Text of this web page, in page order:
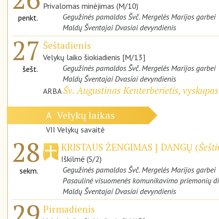
penkt.
Privalomas minėjimas (M/10)
Gegužinės pamaldos Švč. Mergelės Marijos garbei
Maldų Šventajai Dvasiai devyndienis
27
šešt.
Šeštadienis
Velykų laiko šiokiadienis [M/13]
Gegužinės pamaldos Švč. Mergelės Marijos garbei
Maldų Šventajai Dvasiai devyndienis
ARBAŠv. Augustinas Kenterberietis, vyskupas
A Velykų laikas
VII Velykų savaitė
28
sekm.
KRISTAUS ŽENGIMAS Į DANGŲ (
Iškilmė (S/2)
Gegužinės pamaldos Švč. Mergelės Marijos garbei
Pasaulinė visuomenės komunikavimo priemonių
Maldų Šventajai Dvasiai devyndienis
Pirmadienis